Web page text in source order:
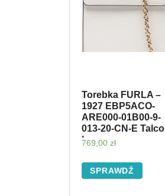
Torebka FURLA –
1927 EBP5ACO-
ARE000-01B00-9-
013-20-CN-E Talco
h
769,00 zł
SPRAWDŹ